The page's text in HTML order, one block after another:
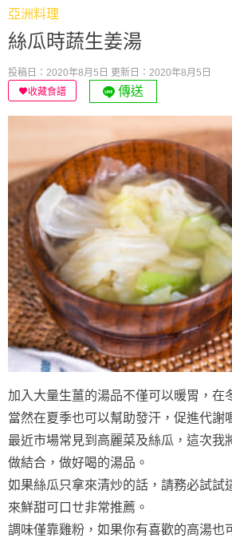
亞洲料理
絲瓜時蔬生姜湯
投稿日：2020年8月5日 更新日：2020年8月5日
收藏食譜
傳送
加入大量生薑的湯品不僅可以暖胃，在
當然在夏季也可以幫助發汗，促進代謝
最近市場常見到高麗菜及絲瓜，這次我
做結合，做好喝的湯品。
如果絲瓜只拿來清炒的話，請務必試試
來鮮甜可口ㄝ非常推薦。
調味僅靠雞粉，如果你有喜歡的高湯也